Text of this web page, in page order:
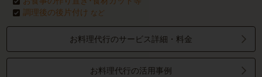
調理後の後片付け など
お料理代行のサービス詳細・料金
お料理代行の活用事例